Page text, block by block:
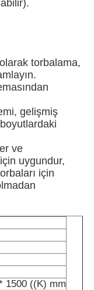
torbalama,
gelişmiş
ve
uygundur,
için
1500 ((K) mm